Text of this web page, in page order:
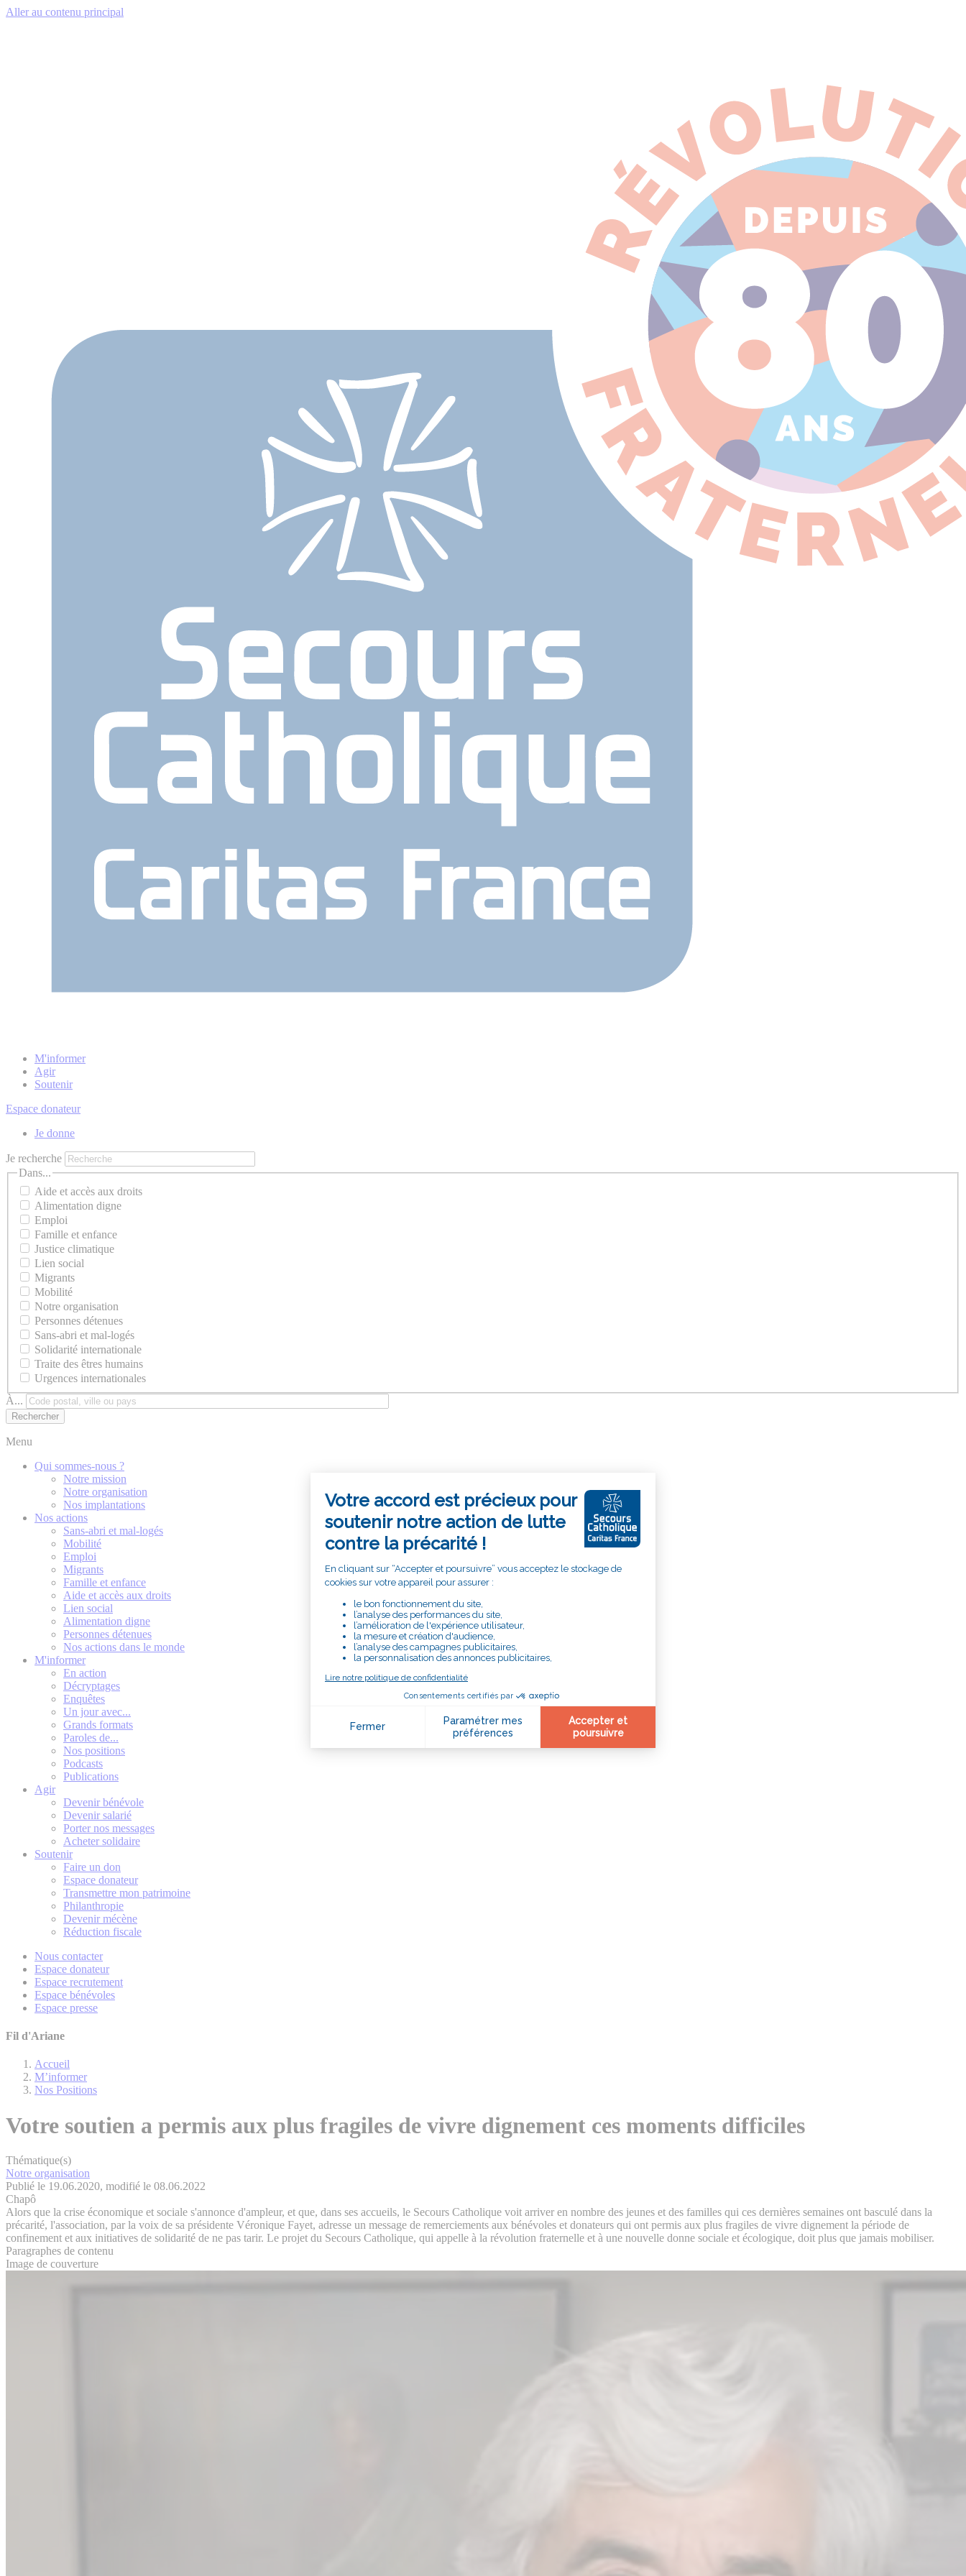
Aller au contenu principal
M'informer
Agir
Soutenir
Espace donateur
Je donne
Je recherche
Dans...
Aide et accès aux droits
Alimentation digne
Emploi
Famille et enfance
Justice climatique
Lien social
Migrants
Mobilité
Notre organisation
Personnes détenues
Sans-abri et mal-logés
Solidarité internationale
Traite des êtres humains
Urgences internationales
À...
Menu
Qui sommes-nous ?
Notre mission
Notre organisation
Nos implantations
Nos actions
Sans-abri et mal-logés
Mobilité
Emploi
Migrants
Famille et enfance
Aide et accès aux droits
Lien social
Alimentation digne
Personnes détenues
Nos actions dans le monde
M'informer
En action
Décryptages
Enquêtes
Un jour avec...
Grands formats
Paroles de...
Nos positions
Podcasts
Publications
Agir
Devenir bénévole
Devenir salarié
Porter nos messages
Acheter solidaire
Soutenir
Faire un don
Espace donateur
Transmettre mon patrimoine
Philanthropie
Devenir mécène
Réduction fiscale
Nous contacter
Espace donateur
Espace recrutement
Espace bénévoles
Espace presse
Fil d'Ariane
Accueil
M’informer
Nos Positions
Votre soutien a permis aux plus fragiles de vivre dignement ces moments difficiles
Thématique(s)
Notre organisation
Publié le 19.06.2020, modifié le 08.06.2022
Chapô
Alors que la crise économique et sociale s'annonce d'ampleur, et que, dans ses accueils, le Secours Catholique voit arriver en nombre des jeunes et des familles qui ces dernières semaines ont basculé dans la
précarité, l'association, par la voix de sa présidente Véronique Fayet, adresse un message de remerciements aux bénévoles et donateurs qui ont permis aux plus fragiles de vivre dignement la période de
confinement et aux initiatives de solidarité de ne pas tarir. Le projet du Secours Catholique, qui appelle à la révolution fraternelle et à une nouvelle donne sociale et écologique, doit plus que jamais mobiliser.
Paragraphes de contenu
Image de couverture